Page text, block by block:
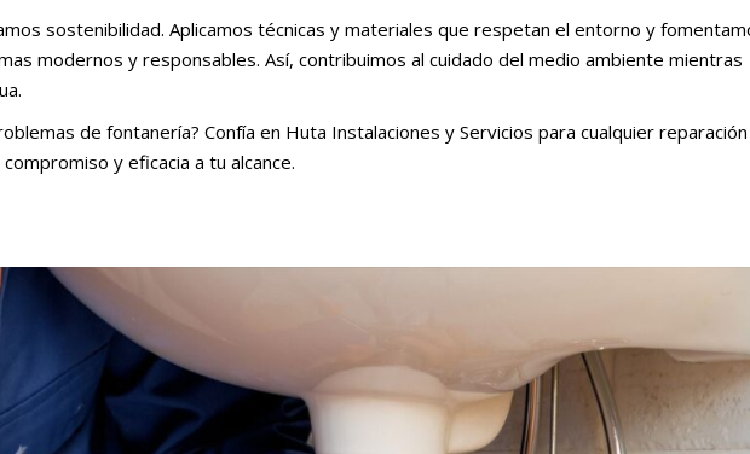
sostenibilidad. Aplicamos técnicas y materiales que respetan el entorno y
modernos y responsables. Así, contribuimos al cuidado del medio ambiente mientras
de fontanería? Confía en Huta Instalaciones y Servicios para cualquier
y eficacia a tu alcance.